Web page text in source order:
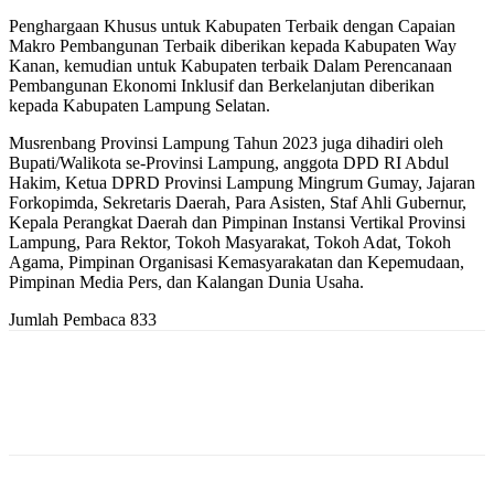
Penghargaan Khusus untuk Kabupaten Terbaik dengan Capaian
Makro Pembangunan Terbaik diberikan kepada Kabupaten Way
Kanan, kemudian untuk Kabupaten terbaik Dalam Perencanaan
Pembangunan Ekonomi Inklusif dan Berkelanjutan diberikan
kepada Kabupaten Lampung Selatan.
Musrenbang Provinsi Lampung Tahun 2023 juga dihadiri oleh
Bupati/Walikota se-Provinsi Lampung, anggota DPD RI Abdul
Hakim, Ketua DPRD Provinsi Lampung Mingrum Gumay, Jajaran
Forkopimda, Sekretaris Daerah, Para Asisten, Staf Ahli Gubernur,
Kepala Perangkat Daerah dan Pimpinan Instansi Vertikal Provinsi
Lampung, Para Rektor, Tokoh Masyarakat, Tokoh Adat, Tokoh
Agama, Pimpinan Organisasi Kemasyarakatan dan Kepemudaan,
Pimpinan Media Pers, dan Kalangan Dunia Usaha.
Jumlah Pembaca 833